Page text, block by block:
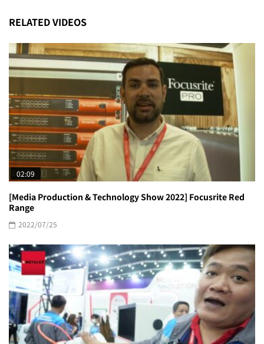
RELATED VIDEOS
02:09
[Media Production & Technology Show 2022] Focusrite Red
Range
2022/07/25